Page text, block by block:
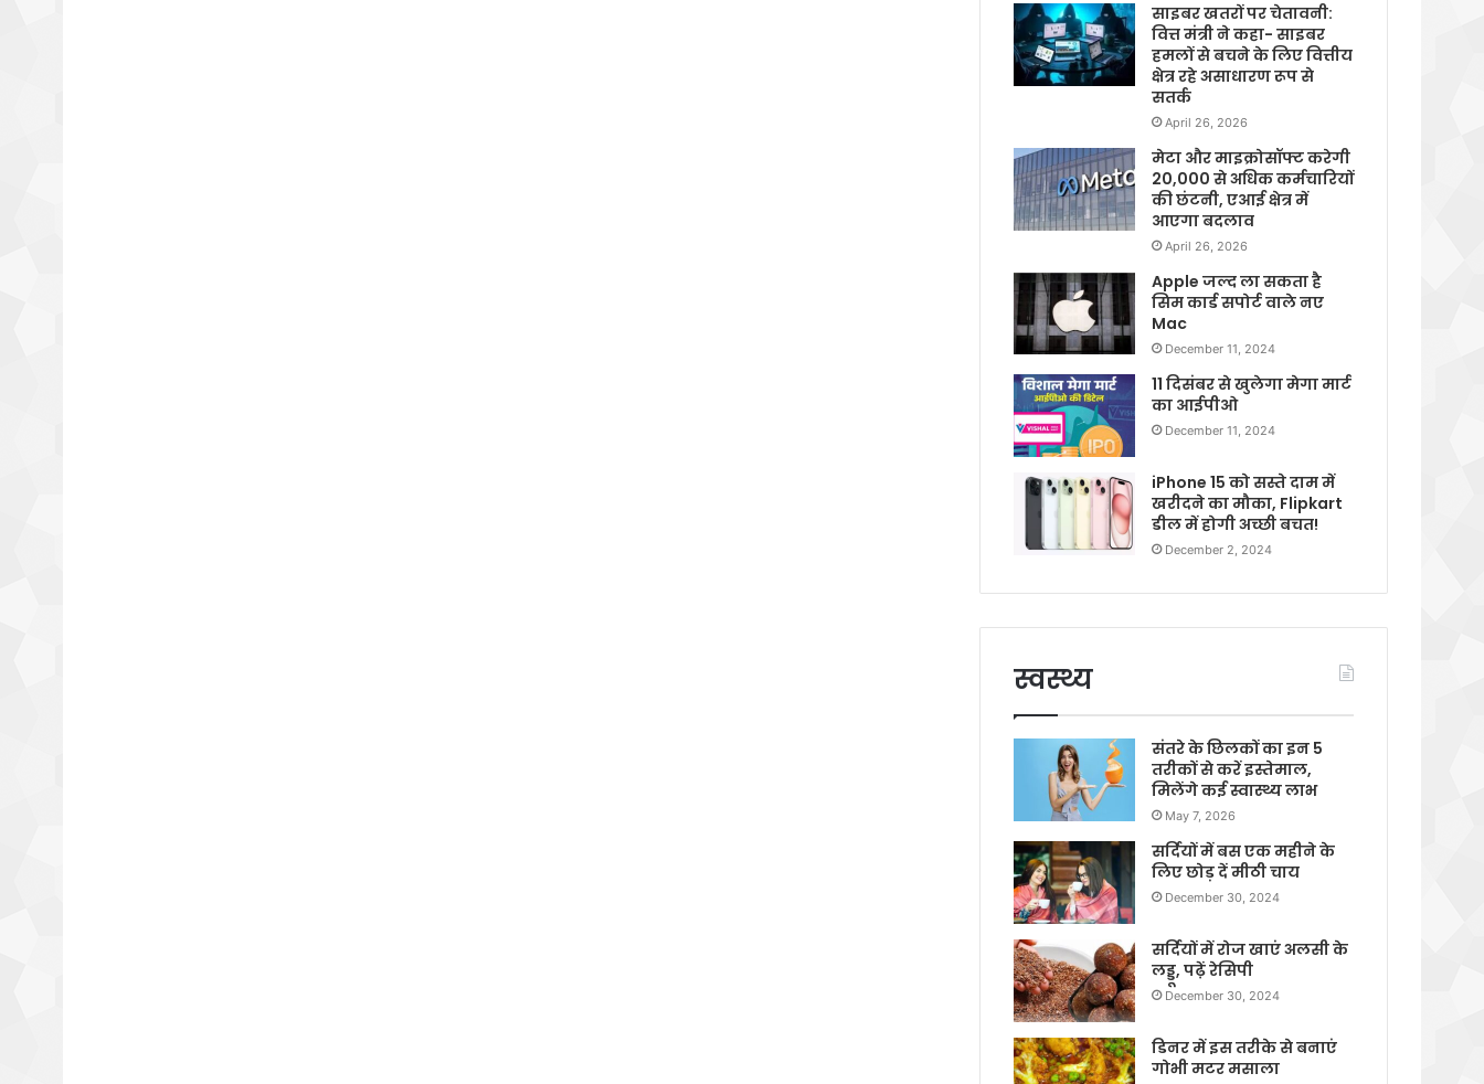
साइबर खतरों पर चेतावनी:
वित्त मंत्री ने कहा- साइबर
हमलों से बचने के लिए वित्तीय
क्षेत्र रहे असाधारण रूप से
सतर्क
April 26, 2026
मेटा और माइक्रोसॉफ्ट करेगी
20,000 से अधिक कर्मचारियों
की छंटनी, एआई क्षेत्र में
आएगा बदलाव
April 26, 2026
Apple जल्द ला सकता है
सिम कार्ड सपोर्ट वाले नए
Mac
December 11, 2024
11 दिसंबर से खुलेगा मेगा मार्ट
का आईपीओ
December 11, 2024
iPhone 15 को सस्ते दाम में
खरीदने का मौका, Flipkart
डील में होगी अच्छी बचत!
December 2, 2024
स्वस्थ्य
संतरे के छिलकों का इन 5
तरीकों से करें इस्तेमाल,
मिलेंगे कई स्वास्थ्य लाभ
May 7, 2026
सर्दियों में बस एक महीने के
लिए छोड़ दें मीठी चाय
December 30, 2024
सर्दियों में रोज खाएं अलसी के
लड्डू, पढ़ें रेसिपी
December 30, 2024
डिनर में इस तरीके से बनाएं
गोभी मटर मसाला